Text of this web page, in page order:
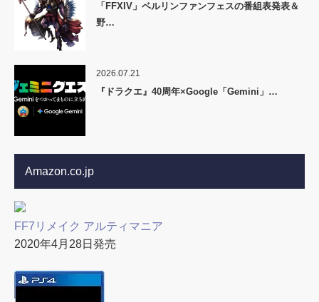
「FFXIV」ベルリンファンフェスの番組表発表＆
野…
2026.07.21
『ドラクエ』40周年×Google「Gemini」…
Amazon.co.jp
FF7リメイク アルティマニア
2020年4月28日発売